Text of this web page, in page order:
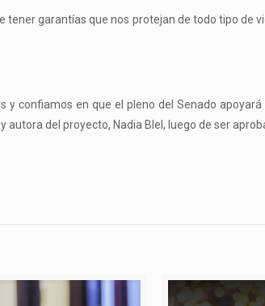
garantías que nos protejan de todo tipo de
y confiamos en que el pleno del Senado
del proyecto, Nadia Blel, luego de ser